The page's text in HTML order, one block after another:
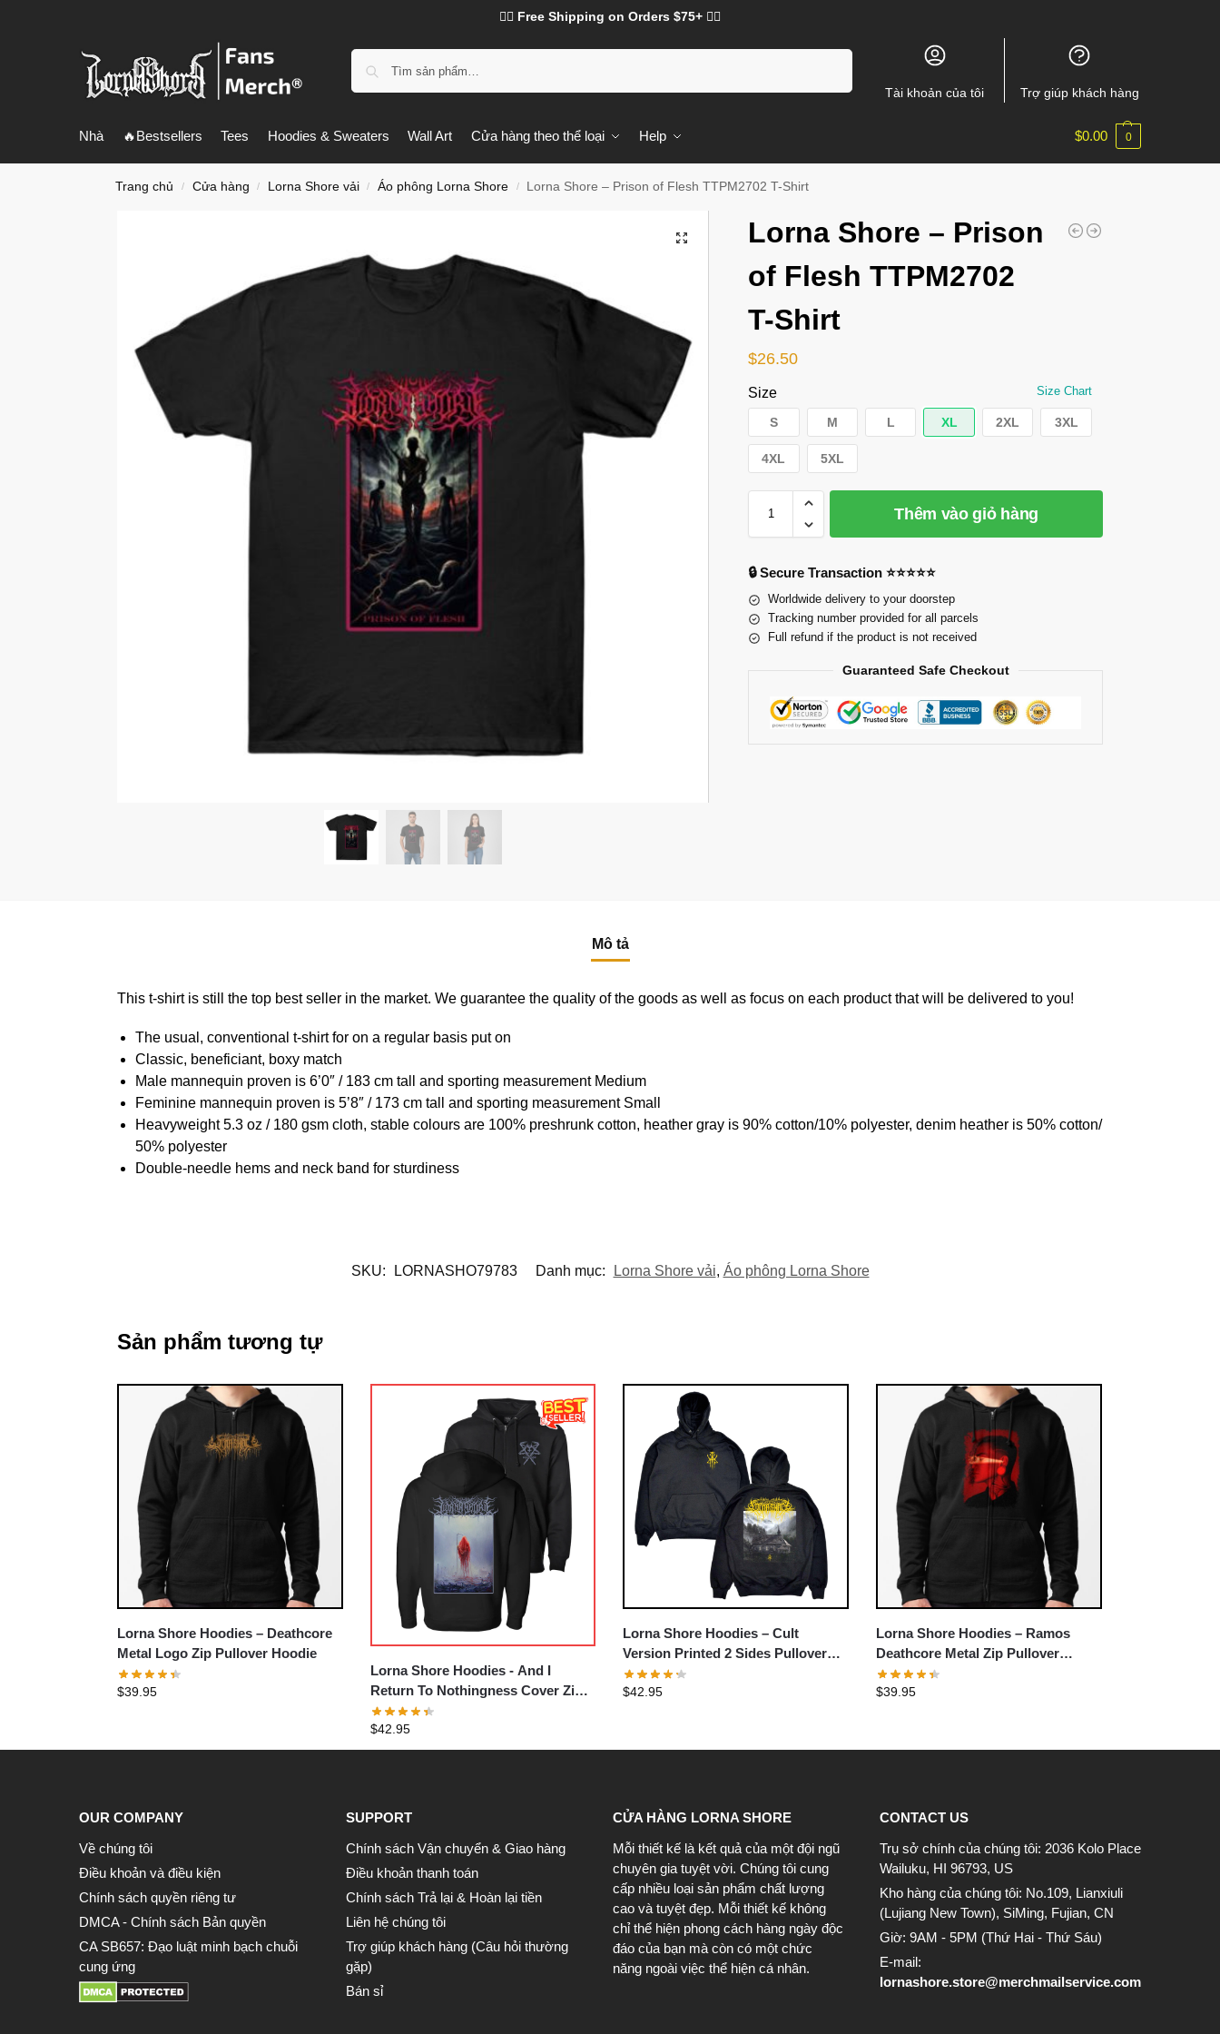
❤️‍🔥 Free Shipping on Orders $75+ ❤️‍🔥
Tài khoản của tôi Trợ giúp khách hàng
Nhà 🔥Bestsellers Tees Hoodies & Sweaters Wall Art Cửa hàng theo thể loại Help $0.00 0
Trang chủ / Cửa hàng / Lorna Shore vải / Áo phông Lorna Shore / Lorna Shore – Prison of Flesh TTPM2702 T-Shirt
Lorna Shore – Prison
of Flesh TTPM2702
T-Shirt
$26.50
Size Size Chart
S M L XL 2XL 3XL
4XL 5XL
Thêm vào giỏ hàng
🔒 Secure Transaction ⭐⭐⭐⭐⭐
Worldwide delivery to your doorstep
Tracking number provided for all parcels
Full refund if the product is not received
Guaranteed Safe Checkout
Mô tả
This t-shirt is still the top best seller in the market. We guarantee the quality of the goods as well as focus on each product that will be delivered to you!
The usual, conventional t-shirt for on a regular basis put on
Classic, beneficiant, boxy match
Male mannequin proven is 6’0″ / 183 cm tall and sporting measurement Medium
Feminine mannequin proven is 5’8″ / 173 cm tall and sporting measurement Small
Heavyweight 5.3 oz / 180 gsm cloth, stable colours are 100% preshrunk cotton, heather gray is 90% cotton/10% polyester, denim heather is 50% cotton/
50% polyester
Double-needle hems and neck band for sturdiness
SKU: LORNASHO79783 Danh mục: Lorna Shore vải, Áo phông Lorna Shore
Sản phẩm tương tự
Lorna Shore Hoodies – Deathcore
Metal Logo Zip Pullover Hoodie
$39.95
Lorna Shore Hoodies - And I
Return To Nothingness Cover Zip
Pullover Hoodie
$42.95
Lorna Shore Hoodies – Cult
Version Printed 2 Sides Pullover
Hoodie
$42.95
Lorna Shore Hoodies – Ramos
Deathcore Metal Zip Pullover
Hoodie
$39.95
OUR COMPANY
Về chúng tôi
Điều khoản và điều kiện
Chính sách quyền riêng tư
DMCA - Chính sách Bản quyền
CA SB657: Đạo luật minh bạch chuỗi
cung ứng
SUPPORT
Chính sách Vận chuyển & Giao hàng
Điều khoản thanh toán
Chính sách Trả lại & Hoàn lại tiền
Liên hệ chúng tôi
Trợ giúp khách hàng (Câu hỏi thường
gặp)
Bán sỉ
CỬA HÀNG LORNA SHORE
Mỗi thiết kế là kết quả của một đội ngũ
chuyên gia tuyệt vời. Chúng tôi cung
cấp nhiều loại sản phẩm chất lượng
cao và tuyệt đẹp. Mỗi thiết kế không
chỉ thể hiện phong cách hàng ngày độc
đáo của bạn mà còn có một chức
năng ngoài việc thể hiện cá nhân.
CONTACT US
Trụ sở chính của chúng tôi: 2036 Kolo Place
Wailuku, HI 96793, US
Kho hàng của chúng tôi: No.109, Lianxiuli
(Lujiang New Town), SiMing, Fujian, CN
Giờ: 9AM - 5PM (Thứ Hai - Thứ Sáu)
E-mail:
lornashore.store@merchmailservice.com